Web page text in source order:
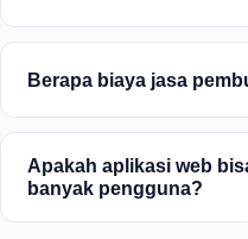
Berapa biaya jasa
Biaya jasa pembuatan
Jowo Developer mulai
menyesuaikan
Kami berikan
Apakah aplikasi web
banyak pengguna?